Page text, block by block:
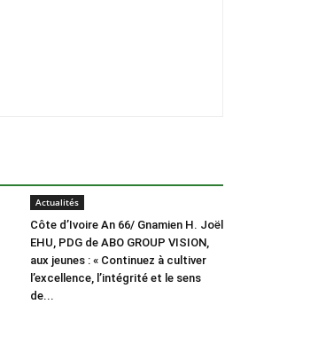
Actualités
Côte d’Ivoire An 66/ Gnamien H. Joël
EHU, PDG de ABO GROUP VISION,
aux jeunes : « Continuez à cultiver
l’excellence, l’intégrité et le sens
de...